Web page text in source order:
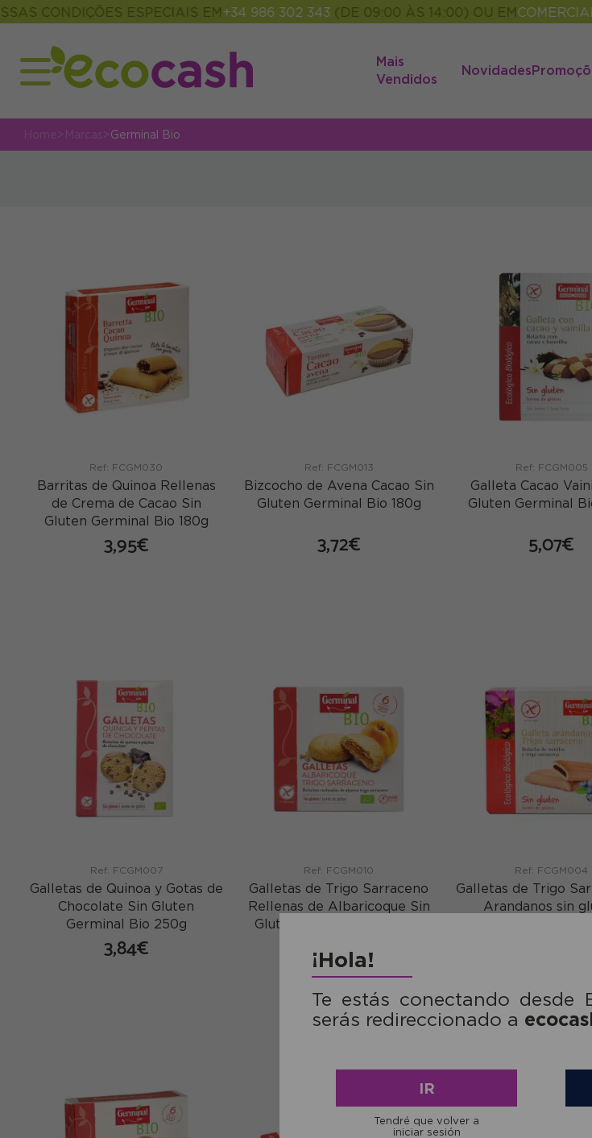
ESPECIAIS EM +34 986 302 343 (DE 09:00 ÀS 14:00) OU EM
Mais
Vendidos
Novidades
Home> Marcas > Germinal Bio
Ref: FCGM030
Barritas de Quinoa Rellenas
de Crema de Cacao Sin
Gluten Germinal Bio 180g
3,95€
Ref: FCGM013
Bizcocho de Avena Cacao Sin
Gluten Germinal Bio 180g
3,72€
Ref: FCGM005
Galleta Cacao
Gluten Germinal
5,07€
Ref: FCGM007
Galletas de Quinoa y Gotas de
Chocolate Sin Gluten
Germinal Bio 250g
3,84€
Ref: FCGM010
Galletas de Trigo Sarraceno
Rellenas de Albaricoque Sin
Gluten Germinal Bio 200g
3,36€
comprar
Ref: FCGM004
Galletas de Trigo
Arandanos sin
¡Hola!
Te estás conectando desde
serás redireccionado a
IR
Tendré que volver a
iniciar sesión